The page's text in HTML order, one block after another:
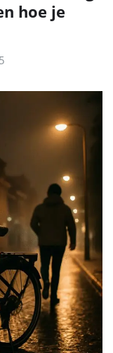
hoe je